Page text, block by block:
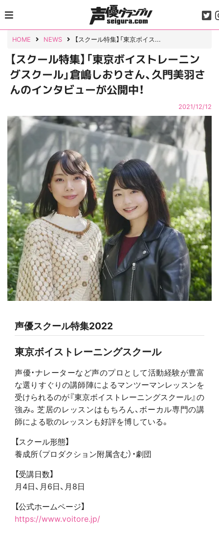
to
content
HOME NEWS 【スクール特集】「東京ボイス...
【スクール特集】「東京ボイストレーニン
グスクール」倉嶋しおりさん、久門美羽さ
んのインタビューが公開中！
2021/12/12
声優スクール特集2022
東京ボイストレーニングスクール
声優・ナレーターなど声のプロとして活動経験が豊富
な選りすぐりの講師陣によるマンツーマンレッスンを
受けられるのが『東京ボイストレーニングスクール』の
強み。芝居のレッスンはもちろん、ボーカル専門の講
師による歌のレッスンも好評を博している。
【スクール形態】
養成所（プロダクション附属含む）・劇団
【受講日数】
月4日、月6日、月8日
【公式ホームページ】
https://www.voitore.jp/